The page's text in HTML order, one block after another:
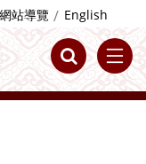
網站導覽 English